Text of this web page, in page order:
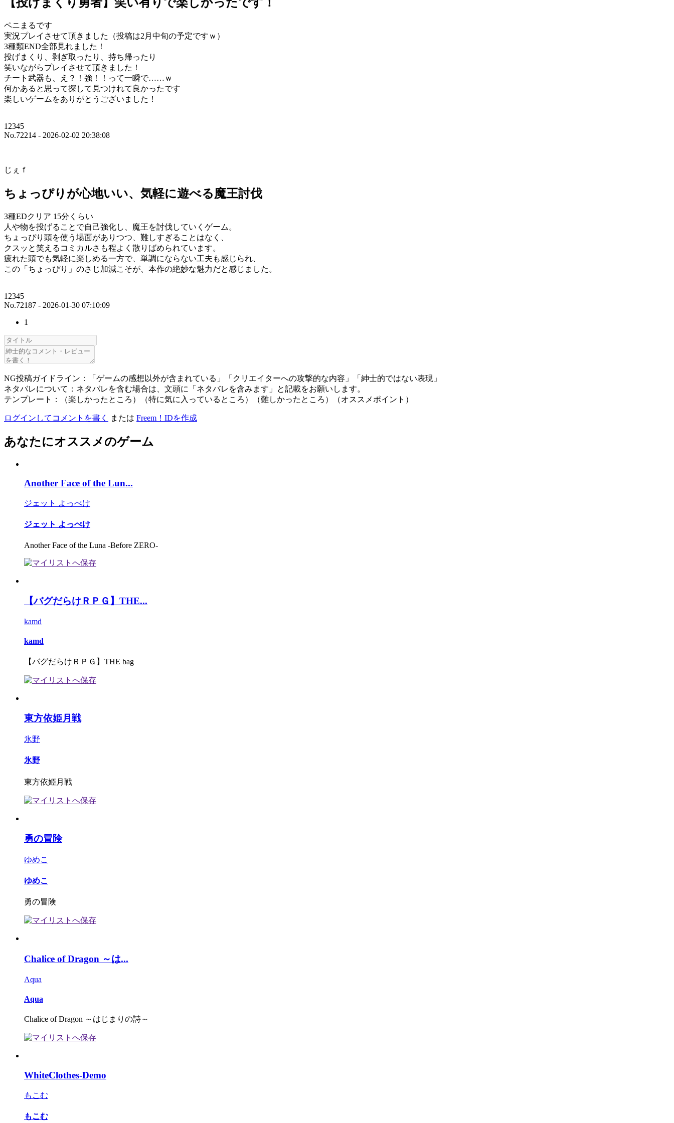
ペニまるです
実況プレイさせて頂きました（投稿は2月中旬の予定ですｗ）
3種類END全部見れました！
投げまくり、剥ぎ取ったり、持ち帰ったり
笑いながらプレイさせて頂きました！
チート武器も、え？！強！！って一瞬で……ｗ
何かあると思って探して見つけれて良かったです
楽しいゲームをありがとうございました！
12345
No.72214 - 2026-02-02 20:38:08
じぇｆ
ちょっぴりが心地いい、気軽に遊べる魔王討伐
3種EDクリア 15分くらい
人や物を投げることで自己強化し、魔王を討伐していくゲーム。
ちょっぴり頭を使う場面がありつつ、難しすぎることはなく、
クスッと笑えるコミカルさも程よく散りばめられています。
疲れた頭でも気軽に楽しめる一方で、単調にならない工夫も感じられ、
この「ちょっぴり」のさじ加減こそが、本作の絶妙な魅力だと感じました。
12345
No.72187 - 2026-01-30 07:10:09
1
NG投稿ガイドライン：「ゲームの感想以外が含まれている」「クリエイターへの攻撃的な内容」「紳士的ではない表現」
ネタバレについて：ネタバレを含む場合は、文頭に「ネタバレを含みます」と記載をお願いします。
テンプレート：（楽しかったところ）（特に気に入っているところ）（難しかったところ）（オススメポイント）
ログインしてコメントを書く または Freem！IDを作成
あなたにオススメのゲーム
Another Face of the Lun...
ジェット よっぺけ
ジェット よっぺけ
Another Face of the Luna -Before ZERO-
【バグだらけＲＰＧ】THE...
kamd
kamd
【バグだらけＲＰＧ】THE bag
東方依姫月戦
氷野
氷野
東方依姫月戦
勇の冒険
ゆめこ
ゆめこ
勇の冒険
Chalice of Dragon ～は...
Aqua
Aqua
Chalice of Dragon ～はじまりの詩～
WhiteClothes-Demo
もこむ
もこむ